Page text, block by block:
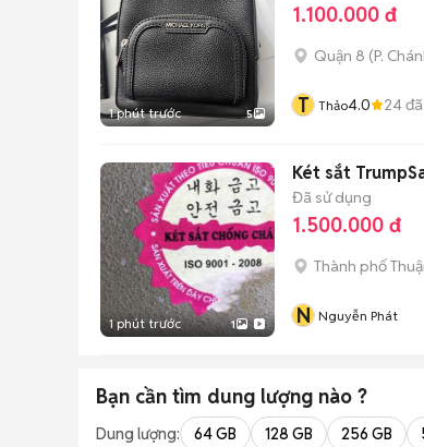
1 phút trước 5
1.100.000 đ
Quận 8 (P.
T Thảo4.0 24
1 phút trước 1
Két sắt
Đã sử dụng
1.500.000 đ
Thành phố
N Nguyễn Phát
Bạn cần tìm dung lượng nào ?
Dung lượng: 64 GB 128 GB 256 GB